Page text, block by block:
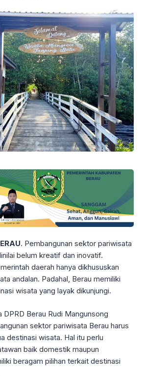
. Pembangunan sektor pariwisata
belum kreatif dan inovatif.
daerah hanya dikhususkan
andalan. Padahal, Berau memiliki
wisata yang layak dikunjungi.
DPRD Berau Rudi Mangunsong
sektor pariwisata Berau harus
destinasi wisata. Hal itu perlu
baik domestik maupun
beragam pilihan terkait destinasi